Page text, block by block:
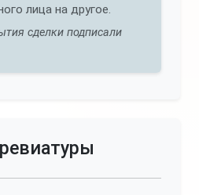
лица на другое.
сделки подписали